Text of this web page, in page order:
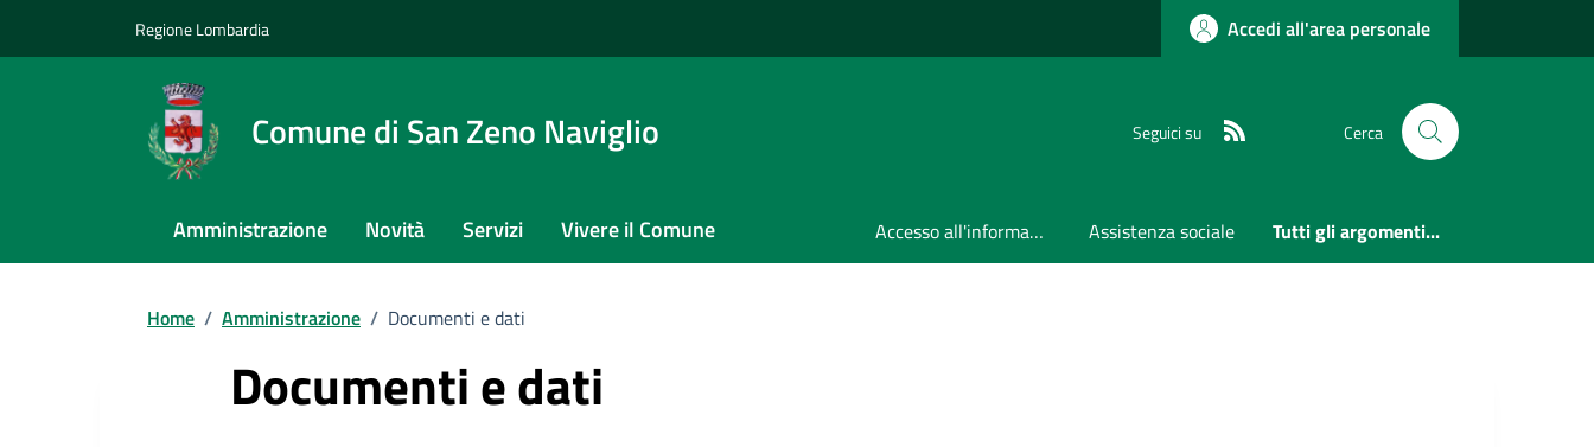
Regione Lombardia Accedi all'area personale
Comune di San Zeno Naviglio Seguici su Cerca
Amministrazione Novità Servizi Vivere il Comune Accesso all'informazione Assistenza sociale Tutti gli argomenti...
Home / Amministrazione / Documenti e dati
Documenti e dati